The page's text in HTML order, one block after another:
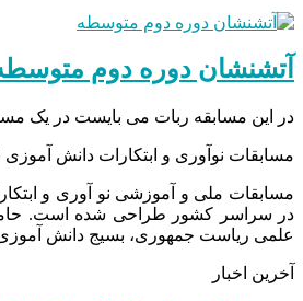
آتشنشان دوره دوم
در این مسابقه ربات می بایست در یک
مسابقات نوآوری و ابتکارات دانش آموزی
مسابقات ملی و آموزشی نو آوری و
در سراسر کشور طراحی شده است.
علمی ریاست جمهوری، بسیج دانش
آخرین اخبار